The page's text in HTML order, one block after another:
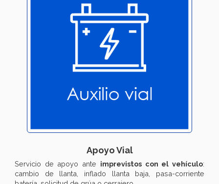
Apoyo Vial
Servicio de apoyo ante imprevistos con el vehículo:
cambio de llanta, inflado llanta baja, pasa-corriente